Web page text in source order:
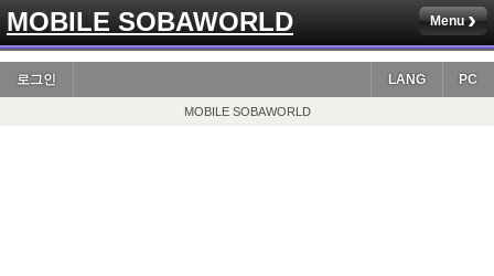
MOBILE SOBAWORLD Menu
로그인 PC
LANG
MOBILE SOBAWORLD